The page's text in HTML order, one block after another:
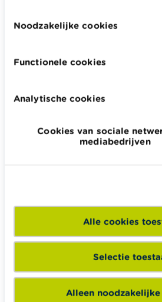
Noodzakelijke cookies
Functionele cookies
Analytische cookies
Cookies van sociale
mediabedrijven
Alle cookies
Selectie
Alleen
ondertekent het Contact
Economie op het nummer
gebruik hetcontactformulier
Budget, betalen, lenen en verzekeren
Pensioen en pensioenvoorbereiding
Belasting, werk en inkomen
Woning en hypothecaire lening